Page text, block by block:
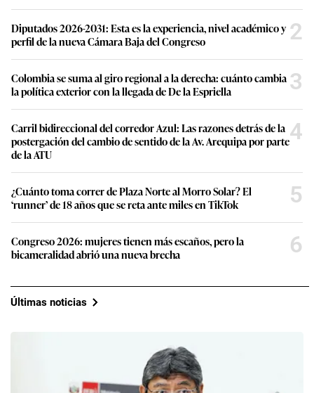
Diputados 2026-2031: Esta es la experiencia, nivel académico y
perfil de la nueva Cámara Baja del Congreso
2
Colombia se suma al giro regional a la derecha: cuánto cambia
la política exterior con la llegada de De la Espriella
3
Carril bidireccional del corredor Azul: Las razones detrás de la
postergación del cambio de sentido de la Av. Arequipa por parte
de la ATU
4
¿Cuánto toma correr de Plaza Norte al Morro Solar? El
‘runner’ de 18 años que se reta ante miles en TikTok
5
Congreso 2026: mujeres tienen más escaños, pero la
bicameralidad abrió una nueva brecha
6
Últimas noticias